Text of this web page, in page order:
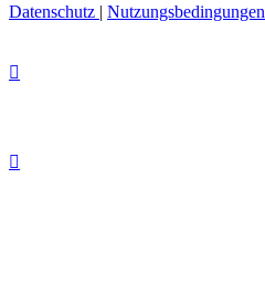
Datenschutz | Nutzungsbedingungen